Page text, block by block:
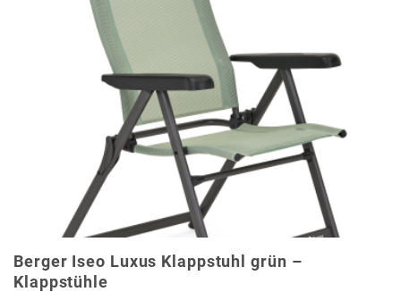
Berger Iseo Luxus Klappstuhl grün –
Klappstühle